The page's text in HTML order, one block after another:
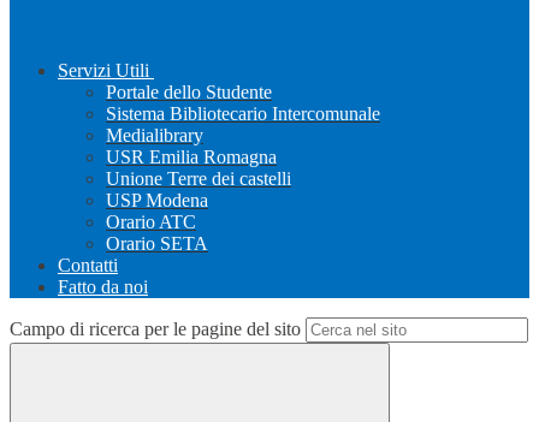
Servizi Utili
Portale dello Studente
Sistema Bibliotecario Intercomunale
Medialibrary
USR Emilia Romagna
Unione Terre dei castelli
USP Modena
Orario ATC
Orario SETA
Contatti
Fatto da noi
Campo di ricerca per le pagine del sito